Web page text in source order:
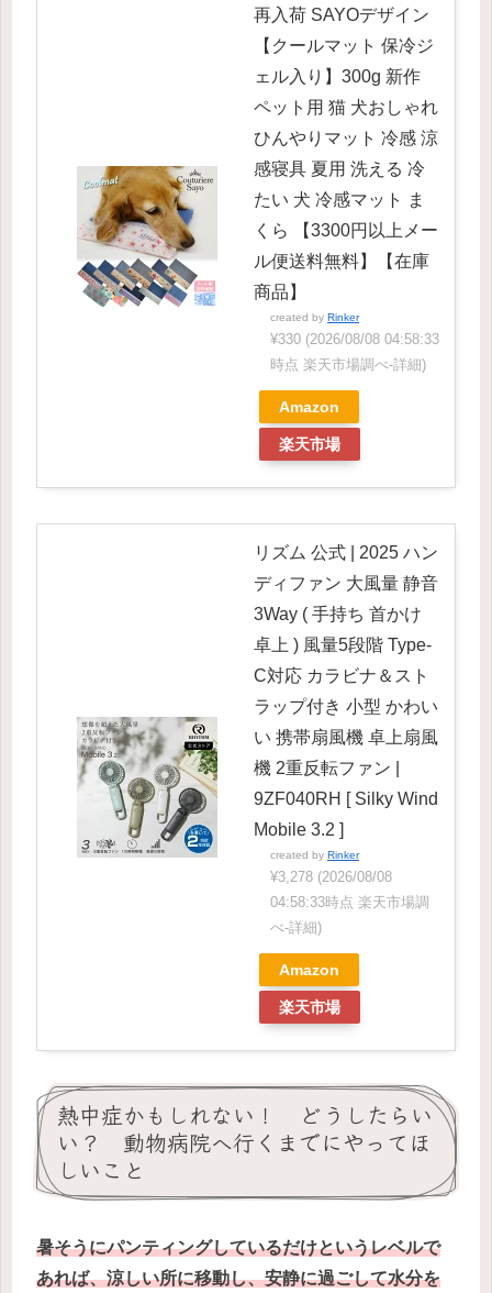
再入荷 SAYOデザイン
【クールマット 保冷ジ
ェル入り】300g 新作
ペット用 猫 犬おしゃれ
ひんやりマット 冷感 涼
感寝具 夏用 洗える 冷
たい 犬 冷感マット ま
くら 【3300円以上メー
ル便送料無料】【在庫
商品】
created by Rinker
¥330 (2026/08/08 04:58:33
時点 楽天市場調べ-詳細)
Amazon
楽天市場
リズム 公式 | 2025 ハン
ディファン 大風量 静音
3Way ( 手持ち 首かけ
卓上 ) 風量5段階 Type-
C対応 カラビナ＆スト
ラップ付き 小型 かわい
い 携帯扇風機 卓上扇風
機 2重反転ファン |
9ZF040RH [ Silky Wind
Mobile 3.2 ]
created by Rinker
¥3,278 (2026/08/08
04:58:33時点 楽天市場調
べ-詳細)
Amazon
楽天市場
熱中症かもしれない！ どうしたらい
い？ 動物病院へ行くまでにやってほ
しいこと
暑そうにパンティングしているだけというレベルで
あれば、涼しい所に移動し、安静に過ごして水分を